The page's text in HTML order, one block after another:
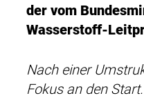
der vom
Wasserstoff-
Nach einer
Fokus an den